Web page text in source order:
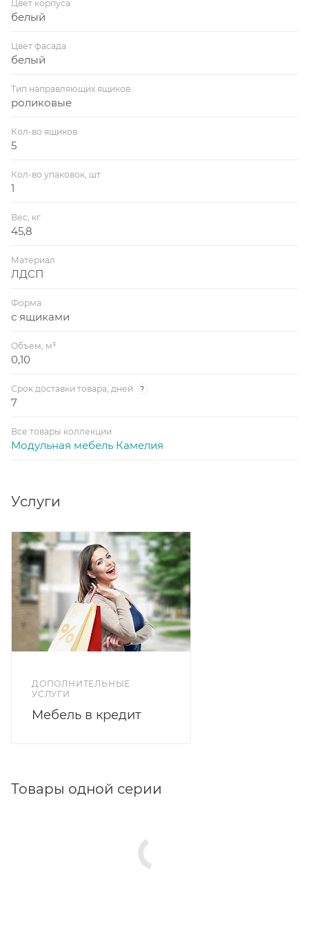
Цвет корпуса
белый
Цвет фасада
белый
Тип направляющих ящиков
роликовые
Кол-во ящиков
5
Кол-во упаковок, шт
1
Вес, кг
45,8
Материал
ЛДСП
Форма
с ящиками
Объем, м³
0,10
Срок доставки товара, дней ?
7
Все товары коллекции
Модульная мебель Камелия
Услуги
ДОПОЛНИТЕЛЬНЫЕ
УСЛУГИ
Мебель в кредит
Товары одной серии